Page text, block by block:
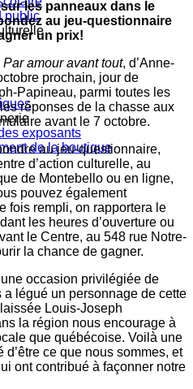
public
exposants
de la boutique
les panneaux dans le
au jeu-questionnaire
un prix!
amour avant tout, d’Anne-
prochain, jour de
Papineau, parmi toutes les
réponses de la chasse aux
avant le 7 octobre.
au jeu-questionnaire,
d’action culturelle, au
de Montebello ou en ligne,
pouvez également
fois rempli, on rapportera le
les heures d’ouverture ou
le Centre, au 548 rue Notre-
la chance de gagner.
occasion privilégiée de
légué un personnage de cette
Louis-Joseph
la région nous encourage à
que québécoise. Voilà une
ce que nous sommes, et
ont contribué à façonner notre